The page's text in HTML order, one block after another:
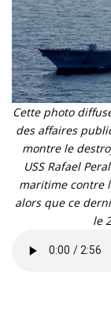
Cette photo
des affaires
montre le
USS Rafael
maritime contre
alors que ce
le